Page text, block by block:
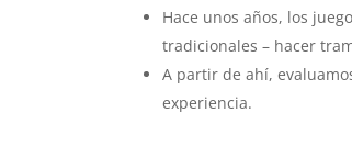
Hace unos años, los
tradicionales – hacer
A partir de ahí,
experiencia.